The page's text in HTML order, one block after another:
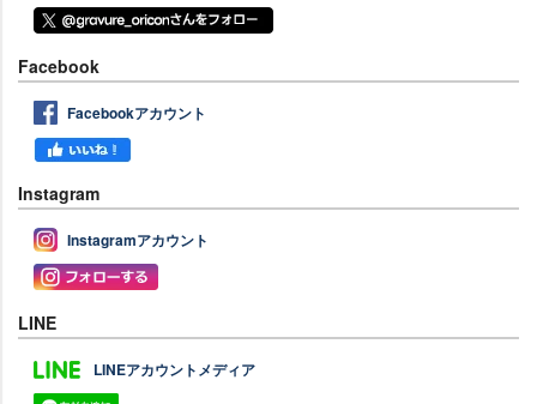
Facebook
Facebookアカウント
Instagram
Instagramアカウント
LINE
LINEアカウントメディア